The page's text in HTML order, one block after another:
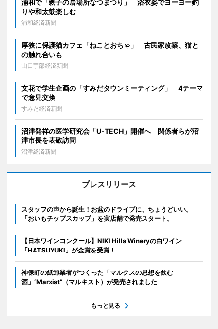
浦和で「親子の居場所なつまつり」 浴衣姿でヨーヨー釣
りや和太鼓楽しむ
浦和経済新聞
厚狭に保護猫カフェ「ねことおちゃ」 古民家改築、猫と
の触れ合いも
山口宇部経済新聞
文花で学生企画の「すみだタウンミーティング」 4テーマ
で意見交換
すみだ経済新聞
沼津発祥の医学研究会「U-TECH」開催へ 関係者らが沼
津市長を表敬訪問
沼津経済新聞
プレスリリース
スタッフの声から誕生！お盆のドライブに、ちょうどいい。
「おいもチップスカップ」を実店舗で発売スタート。
【日本ワインコンクール】NIKI Hills Wineryの白ワイン
「HATSUYUKI」が金賞を受賞！
神保町の紙卸業者がつくった「マルクスの思想を飲む
酒」“Marxist”（マルキスト）が発売されました
もっと見る